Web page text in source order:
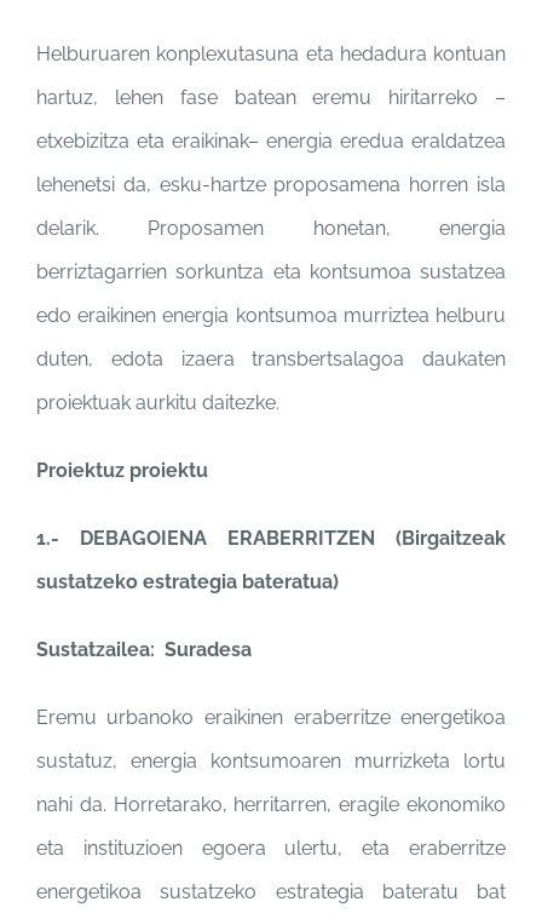
Helburuaren konplexutasuna eta hedadura kontuan
hartuz, lehen fase batean eremu hiritarreko –
etxebizitza eta eraikinak– energia eredua eraldatzea
lehenetsi da, esku-hartze proposamena horren isla
delarik. Proposamen honetan, energia
berriztagarrien sorkuntza eta kontsumoa sustatzea
edo eraikinen energia kontsumoa murriztea helburu
duten, edota izaera transbertsalagoa daukaten
proiektuak aurkitu daitezke.
Proiektuz proiektu
1.- DEBAGOIENA ERABERRITZEN (Birgaitzeak
sustatzeko estrategia bateratua)
Sustatzailea: Suradesa
Eremu urbanoko eraikinen eraberritze energetikoa
sustatuz, energia kontsumoaren murrizketa lortu
nahi da. Horretarako, herritarren, eragile ekonomiko
eta instituzioen egoera ulertu, eta eraberritze
energetikoa sustatzeko estrategia bateratu bat